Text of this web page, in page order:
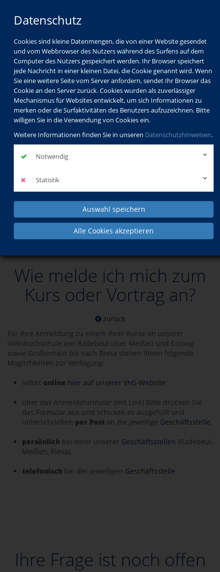
Datenschutz
Cookies sind kleine Datenmengen, die von einer Website gesendet
und vom Webbrowser des Nutzers während des Surfens auf dem
Computer des Nutzers gespeichert werden. Ihr Browser speichert
jede Nachricht in einer kleinen Datei, die Cookie genannt wird. Wenn
Sie eine weitere Seite vom Server anfordern, sendet Ihr Browser das
Cookie an den Server zurück. Cookies wurden als zuverlässiger
Mechanismus für Websites entwickelt, um sich Informationen zu
merken oder die Surfaktivitäten des Benutzers aufzuzeichnen. Bitte
willigen Sie in die Verwendung von Cookies ein.
Weitere Informationen finden Sie in unseren Datenschutzhinweisen.
Notwendig
Statistik
Auswahl speichern
Alle Cookies akzeptieren
F.A.Q.
Wie melde ich mich zum
Kurs oder Vortrag an?
zurück
Für Ihre Anmeldung zu einem Ihrer Kurse an unserer
Volkshochschule von Radebeul über Meißen und Coswig
sowie Großenhain bis nach Riesa stehen Ihnen folgende
Möglichkeiten zur Verfügung:
sofort online hier auf unserer VHS-Website
über das Anmeldeformular (mit Link) Bitte drucken Sie
das Formular aus und schicken es ausgefüllt und
unterschrieben per Post an die jeweilige Geschäftsstelle.
persönlich bei einer unserer Geschäftsstellen (Radebeul,
Meißen, Riesa).
telefonisch bei der jeweiligen Geschäftsstelle.
Ihre Frage ist noch offen